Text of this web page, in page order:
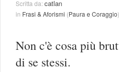
Scritta da:catlan
in Frasi & Aforismi (Paura e Coraggio)
Non c'è cosa più
di se stessi.